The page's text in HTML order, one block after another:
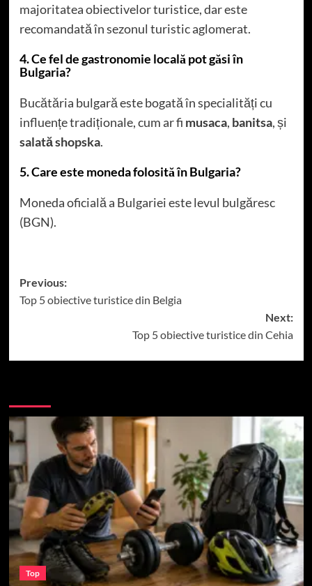
majoritatea obiectivelor turistice, dar este
recomandată în sezonul turistic aglomerat.
4. Ce fel de gastronomie locală pot găsi în
Bulgaria?
Bucătăria bulgară este bogată în specialități cu
influențe tradiționale, cum ar fi musaca, banitsa, și
salată shopska.
5. Care este moneda folosită în Bulgaria?
Moneda oficială a Bulgariei este levul bulgăresc
(BGN).
Post
navigation
Previous:
Top 5 obiective turistice din Belgia
Next:
Top 5 obiective turistice din Cehia
Top